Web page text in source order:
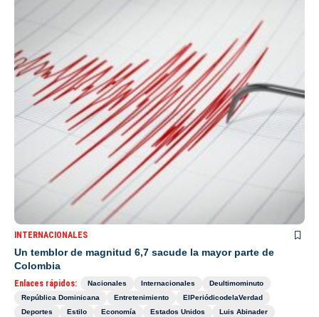
INTERNACIONALES
Un temblor de magnitud 6,7 sacude la mayor parte de
Colombia
Enlaces rápidos: Nacionales Internacionales
Deultimominuto
República Dominicana
Entretenimiento
ElPeriódicodelaVerdad
Deportes
Estilo Economía Estados Unidos
Luis Abinader